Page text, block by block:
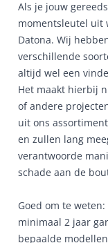
Als je jouw
momentsleutel uit
Datona. Wij
verschillende
altijd wel een
Het maakt hierbij
of andere
uit ons
en zullen lang
verantwoorde
schade aan de
Goed om te
minimaal 2 jaar
bepaalde